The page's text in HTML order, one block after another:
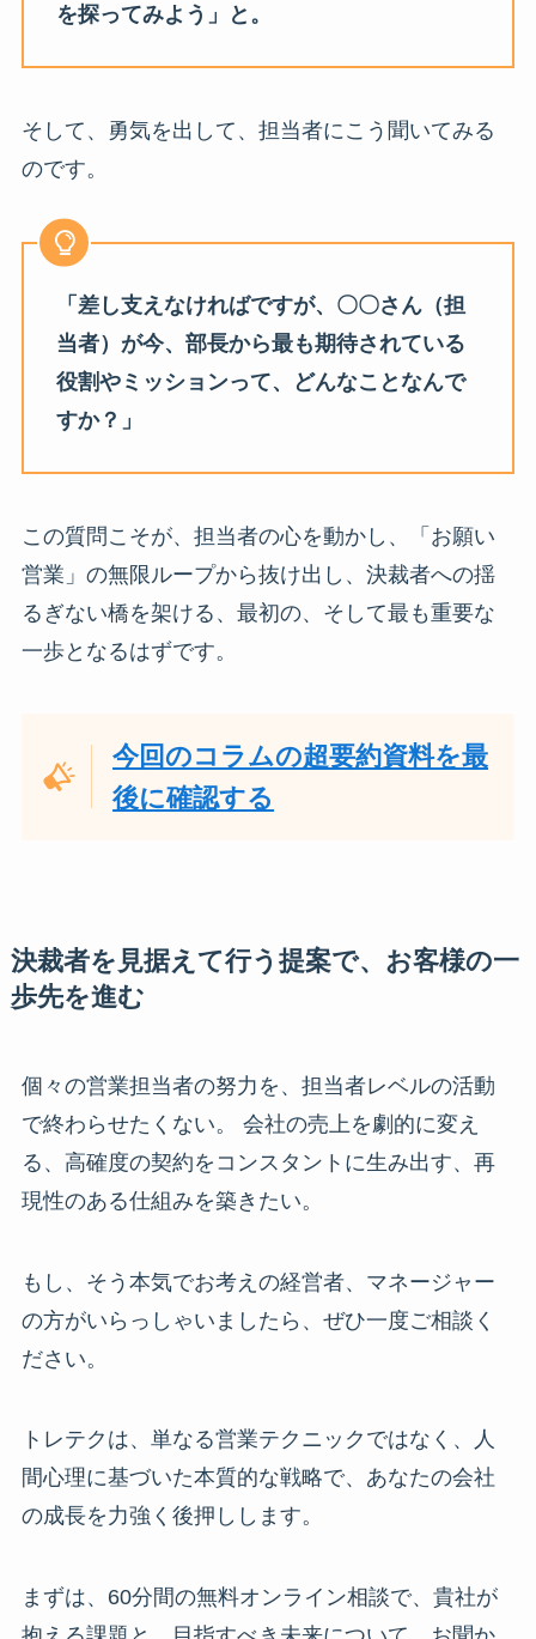
を探ってみよう」と。
そして、勇気を出して、担当者にこう聞いてみる
のです。
「差し支えなければですが、〇〇さん（担
当者）が今、部長から最も期待されている
役割やミッションって、どんなことなんで
すか？」
この質問こそが、担当者の心を動かし、「お願い
営業」の無限ループから抜け出し、決裁者への揺
るぎない橋を架ける、最初の、そして最も重要な
一歩となるはずです。
今回のコラムの超要約資料を最
後に確認する
決裁者を見据えて行う提案で、お客様の一
歩先を進む
個々の営業担当者の努力を、担当者レベルの活動
で終わらせたくない。 会社の売上を劇的に変え
る、高確度の契約をコンスタントに生み出す、再
現性のある仕組みを築きたい。
もし、そう本気でお考えの経営者、マネージャー
の方がいらっしゃいましたら、ぜひ一度ご相談く
ださい。
トレテクは、単なる営業テクニックではなく、人
間心理に基づいた本質的な戦略で、あなたの会社
の成長を力強く後押しします。
まずは、60分間の無料オンライン相談で、貴社が